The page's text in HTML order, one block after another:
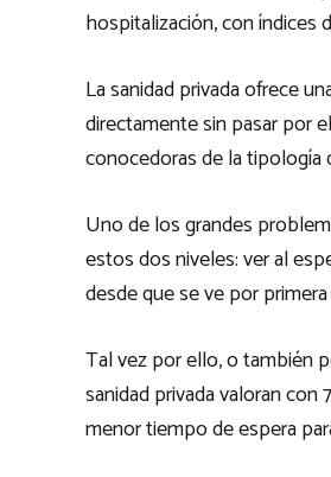
hospitalización, con índices
La sanidad privada ofrece
directamente sin pasar por
conocedoras de la tipología
Uno de los grandes
estos dos niveles: ver al
desde que se ve por
Tal vez por ello, o también
sanidad privada valoran
menor tiempo de espera